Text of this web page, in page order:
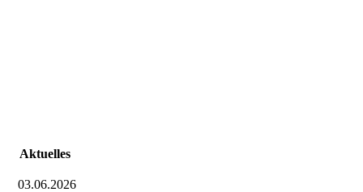
Aktuelles
03.06.2026